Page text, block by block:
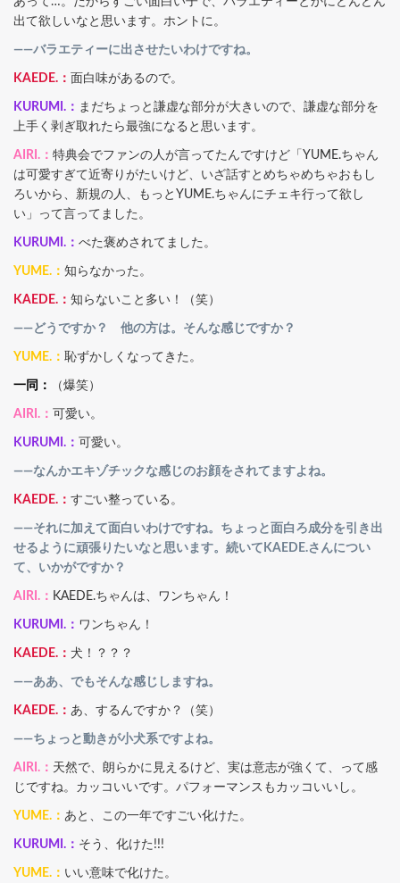
出て欲しいなと思います。ホントに。
――バラエティーに出させたいわけですね。
KAEDE.： 面白味があるので。
KURUMI.： まだちょっと謙虚な部分が大きいので、謙虚な部分を
上手く剥ぎ取れたら最強になると思います。
AIRI.： 特典会でファンの人が言ってたんですけど「YUME.ちゃん
は可愛すぎて近寄りがたいけど、いざ話すとめちゃめちゃおもし
ろいから、新規の人、もっとYUME.ちゃんにチェキ行って欲し
い」って言ってました。
KURUMI.： べた褒めされてました。
YUME.： 知らなかった。
KAEDE.： 知らないこと多い！（笑）
――どうですか？ 他の方は。そんな感じですか？
YUME.： 恥ずかしくなってきた。
一同： （爆笑）
AIRI.： 可愛い。
KURUMI.： 可愛い。
――なんかエキゾチックな感じのお顔をされてますよね。
KAEDE.： すごい整っている。
――それに加えて面白いわけですね。ちょっと面白ろ成分を引き出
せるように頑張りたいなと思います。続いてKAEDE.さんについ
て、いかがですか？
AIRI.： KAEDE.ちゃんは、ワンちゃん！
KURUMI.： ワンちゃん！
KAEDE.： 犬！？？？
――ああ、でもそんな感じしますね。
KAEDE.： あ、するんですか？（笑）
――ちょっと動きが小犬系ですよね。
AIRI.： 天然で、朗らかに見えるけど、実は意志が強くて、って感
じですね。カッコいいです。パフォーマンスもカッコいいし。
YUME.： あと、この一年ですごい化けた。
KURUMI.： そう、化けた!!!
YUME.： いい意味で化けた。